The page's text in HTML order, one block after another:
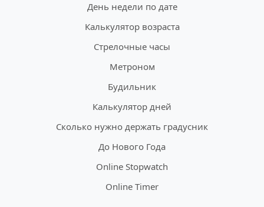
День недели по дате
Калькулятор возраста
Стрелочные часы
Метроном
Будильник
Калькулятор дней
Сколько нужно держать градусник
До Нового Года
Online Stopwatch
Online Timer